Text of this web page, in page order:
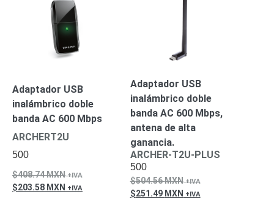
SAN /
eSATADiscos
Duros
Mecánicos
Memorias
Micro
SDServidores
de
Sólido
Adaptador USB
inalámbrico doble
banda AC 600 Mbps
ARCHERT2U
500
408.74MXN
203.58 MXN
Adaptador USB
inalámbrico doble
banda AC 600 Mbps,
antena de alta
ganancia.
ARCHER-T2U-PLUS
500
504.56MXN
251.49 MXN